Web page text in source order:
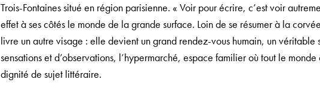
Trois-Fontaines situé en région parisienne. « Voir pour écrire, c’est voir
effet à ses côtés le monde de la grande surface. Loin de se résumer à la
livre un autre visage : elle devient un grand rendez-vous humain, un
sensations et d’observations, l’hypermarché, espace familier où tout le
dignité de sujet littéraire.